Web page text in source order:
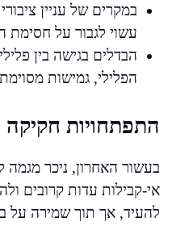
במקרים של עניין
עשוי לגבור על חסימת
הבדלים בגישה בין
הפלילי, גמישות
התפתחויות חקיקה
בעשור האחרון, ניכר
אי-קבילות עדות קרובים
להעיד, אך תוך שמירה על